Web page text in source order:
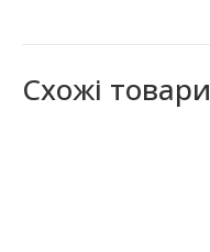
Схожі товари